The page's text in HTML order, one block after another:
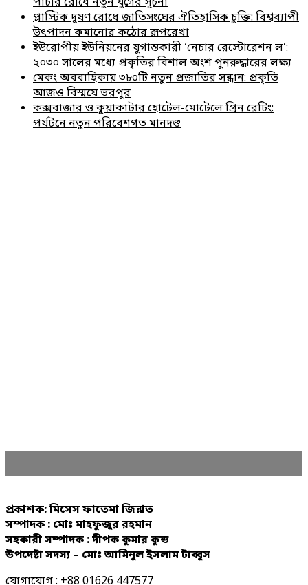
প্লাস্টিক দূষণ রোধে জাতিসংঘের ঐতিহাসিক চুক্তি: বিশ্বব্যাপী
উৎপাদন কমানোর কঠোর রূপরেখা
ইউরোপীয় ইউনিয়নের যুগান্তকারী ‘নেচার রেস্টোরেশন ল’:
২০৩০ সালের মধ্যে প্রকৃতির বিশাল অংশ পুনরুদ্ধারের লক্ষ্য
মেকং অববাহিকায় ৩৮০টি নতুন প্রজাতির সন্ধান: প্রকৃতি
আজও বিস্ময়ে ভরপুর
কক্সবাজার ও কুয়াকাটার হোটেল-মোটেলে গ্রিন রেটিং:
পর্যটনে নতুন পরিবেশগত মানদণ্ড
প্রকাশক: মিসেস ফাতেমা জিন্নাত
সম্পাদক : মোঃ মাহফুজুর রহমান
সহকারী সম্পাদক : দীপক কুমার কুন্ড
উপদেষ্টা সদস্য – মোঃ আমিনুল ইসলাম টাব্বুস
যোগাযোগ : +88 01626 447577